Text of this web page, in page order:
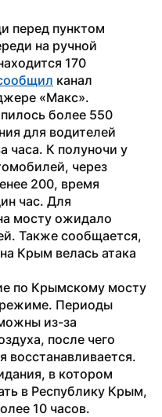
перед пунктом
на ручной
170
канал
«Макс».
более 550
для водителей
часа. К полуночи у
через
200, время
час. Для
мосту ожидало
Также сообщается,
Крым велась атака
по Крымскому мосту
Периоды
из-за
после чего
восстанавливается.
в котором
в Республику Крым,
10 часов.